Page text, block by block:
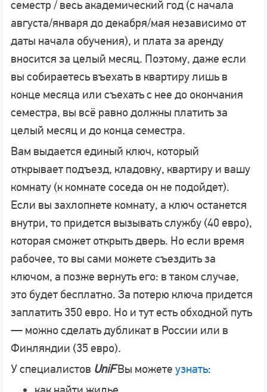
семестр / весь академический год (с начала
августа/января до декабря/мая независимо от
даты начала обучения), и плата за аренду
вносится за целый месяц. Поэтому, даже если
вы собираетесь въехать в квартиру лишь в
конце месяца или съехать с нее до окончания
семестра, вы всё равно должны платить за
целый месяц и до конца семестра.
Вам выдается единый ключ, который
открывает подъезд, кладовку, квартиру и вашу
комнату (к комнате соседа он не подойдет).
Если вы захлопнете комнату, а ключ останется
внутри, то придется вызывать службу (40 евро),
которая сможет открыть дверь. Но если время
рабочее, то вы сами можете съездить за
ключом, а позже вернуть его: в таком случае,
это будет бесплатно. За потерю ключа придется
заплатить 350 евро. Но и тут есть обходной путь
— можно сделать дубликат в России или в
Финляндии (35 евро).
У специалистов UniFВы можете узнать: